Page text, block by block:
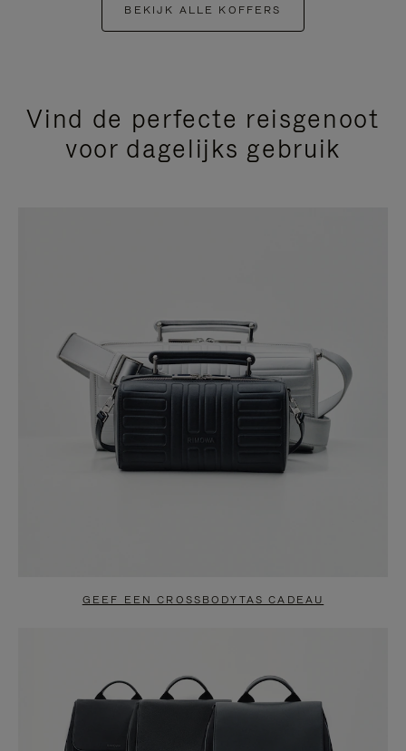
BEKIJK ALLE KOFFERS
Vind de perfecte reisgenoot
voor dagelijks gebruik
GEEF EEN CROSSBODYTAS CADEAU